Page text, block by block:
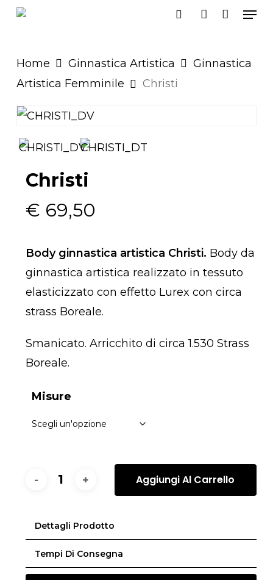
Skip
content
Home Ginnastica Artistica
Ginnastica
Artistica Femminile
Christi
Christi
€ 69,50
Body ginnastica artistica Christi. Body da
ginnastica artistica realizzato in tessuto
elasticizzato con effetto Lurex con circa
strass Boreale.
Smanicato. Arricchito di circa 1.530 Strass
Boreale.
Misure
Aggiungi Al Carrello
Dettagli Prodotto
Tempi Di Consegna